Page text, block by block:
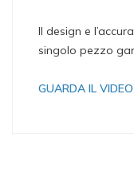
Il design e
singolo pezzo
GUARDA IL VIDEO